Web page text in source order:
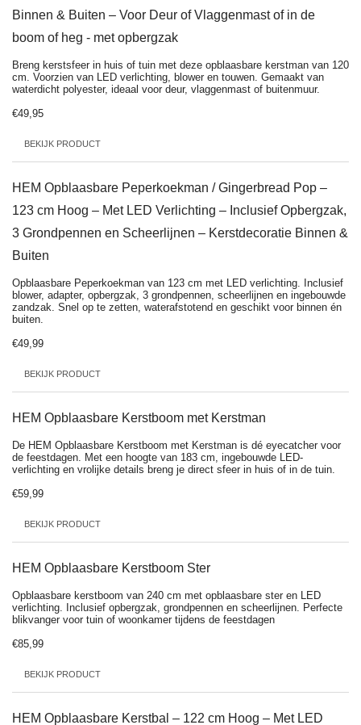
Binnen & Buiten – Voor Deur of Vlaggenmast of in de
boom of heg - met opbergzak
Breng kerstsfeer in huis of tuin met deze opblaasbare kerstman van 120
cm. Voorzien van LED verlichting, blower en touwen. Gemaakt van
waterdicht polyester, ideaal voor deur, vlaggenmast of buitenmuur.
€49,95
BEKIJK PRODUCT
HEM Opblaasbare Peperkoekman / Gingerbread Pop –
123 cm Hoog – Met LED Verlichting – Inclusief Opbergzak,
3 Grondpennen en Scheerlijnen – Kerstdecoratie Binnen &
Buiten
Opblaasbare Peperkoekman van 123 cm met LED verlichting. Inclusief
blower, adapter, opbergzak, 3 grondpennen, scheerlijnen en ingebouwde
zandzak. Snel op te zetten, waterafstotend en geschikt voor binnen én
buiten.
€49,99
BEKIJK PRODUCT
HEM Opblaasbare Kerstboom met Kerstman
De HEM Opblaasbare Kerstboom met Kerstman is dé eyecatcher voor
de feestdagen. Met een hoogte van 183 cm, ingebouwde LED-
verlichting en vrolijke details breng je direct sfeer in huis of in de tuin.
€59,99
BEKIJK PRODUCT
HEM Opblaasbare Kerstboom Ster
Opblaasbare kerstboom van 240 cm met opblaasbare ster en LED
verlichting. Inclusief opbergzak, grondpennen en scheerlijnen. Perfecte
blikvanger voor tuin of woonkamer tijdens de feestdagen
€85,99
BEKIJK PRODUCT
HEM Opblaasbare Kerstbal – 122 cm Hoog – Met LED